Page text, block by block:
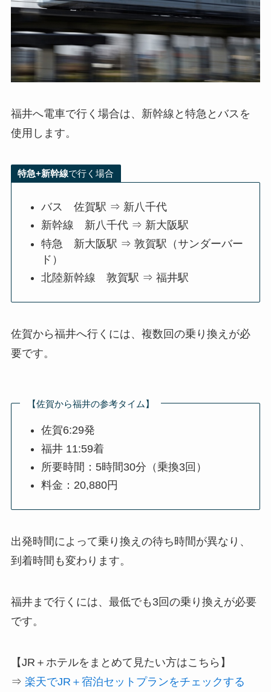
福井へ電車で行く場合は、新幹線と特急とバスを
使用します。
特急+新幹線で行く場合
バス 佐賀駅 ⇒ 新八千代
新幹線 新八千代 ⇒ 新大阪駅
特急 新大阪駅 ⇒ 敦賀駅（サンダーバー
ド）
北陸新幹線 敦賀駅 ⇒ 福井駅
佐賀から福井へ行くには、複数回の乗り換えが必
要です。
【佐賀から福井の参考タイム】
佐賀6:29発
福井 11:59着
所要時間：5時間30分（乗換3回）
料金：20,880円
出発時間によって乗り換えの待ち時間が異なり、
到着時間も変わります。
福井まで行くには、最低でも3回の乗り換えが必要
です。
【JR＋ホテルをまとめて見たい方はこちら】
⇒ 楽天でJR＋宿泊セットプランをチェックする